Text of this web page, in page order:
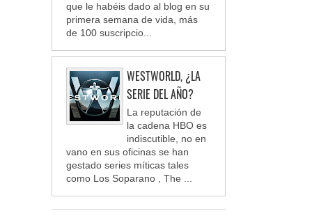
que le habéis dado al blog en su
primera semana de vida, más
de 100 suscripcio...
WESTWORLD, ¿LA
SERIE DEL AÑO?
La reputación de
la cadena HBO es
indiscutible, no en
vano en sus oficinas se han
gestado series míticas tales
como Los Soparano , The ...